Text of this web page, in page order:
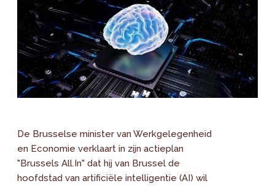
De Brusselse minister van Werkgelegenheid
en Economie verklaart in zijn actieplan
"Brussels All.In" dat hij van Brussel de
hoofdstad van artificiële intelligentie (AI) wil